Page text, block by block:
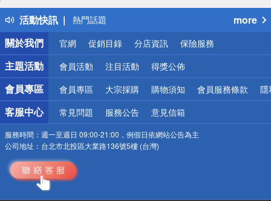
活動快訊
得獎公告
熱門話題
銀行優惠
偏遠地區配送
詐騙網頁！請小心！
more
關於我們
官網 促銷目錄 分店資訊 保險服務
主題活動 會員活動 注目活動 得獎公佈
會員專區 會員專區 大宗採購 購物須知 會員服務條款 隱
客服中心 常見問題 服務公告 意見信箱
服務時間： 週一至週日 09:00-21:00，例假日依網站公告為主
公司地址： 台北市北投區大業路136號5樓 (台灣)